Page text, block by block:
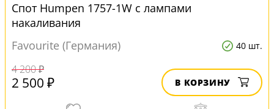
Спот Humpen 1757-1W с лампами
накаливания
Favourite (Германия)
40 шт.
4 200 ₽
2 500 ₽ В КОРЗИНУ